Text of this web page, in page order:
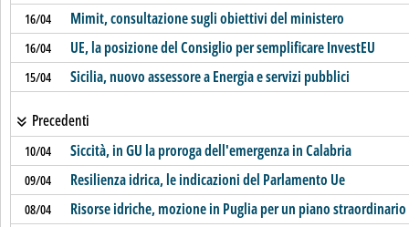
16/04 Mimit, consultazione sugli obiettivi del ministero
16/04 UE, la posizione del Consiglio per semplificare InvestEU
15/04 Sicilia, nuovo assessore a Energia e servizi pubblici
Precedenti
10/04 Siccità, in GU la proroga dell'emergenza in Calabria
09/04 Resilienza idrica, le indicazioni del Parlamento Ue
08/04 Risorse idriche, mozione in Puglia per un piano straordinario